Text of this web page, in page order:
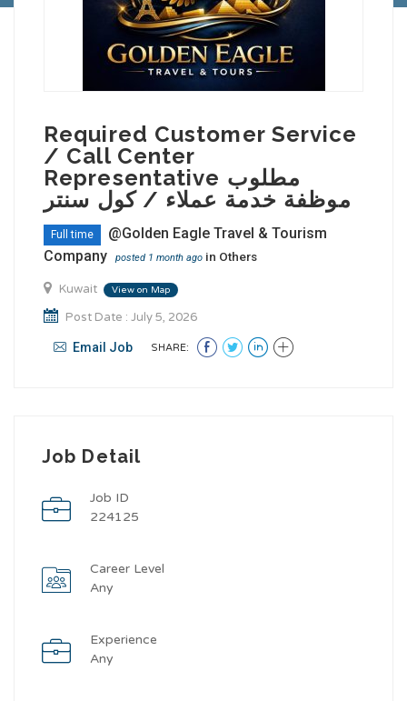
Required Customer Service
/ Call Center
Representative مطلوب
موظفة خدمة عملاء / كول سنتر
Full time
@Golden Eagle Travel & Tourism
Company
posted 1 month ago in Others
Kuwait View on Map
Post Date : July 5, 2026
Email Job SHARE:
Job Detail
Job ID
224125
Career Level
Any
Experience
Any